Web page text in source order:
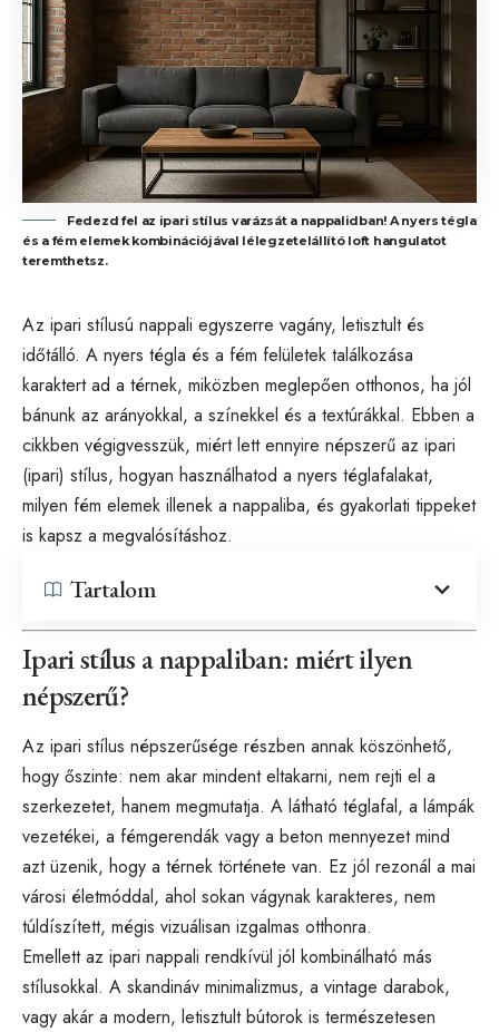
Fedezd fel az ipari stílus varázsát a nappalidban! A nyers tégla
és a fém elemek kombinációjával lélegzetelállító loft hangulatot
teremthetsz.
Az ipari stílusú nappali egyszerre vagány, letisztult és
időtálló. A nyers tégla és a fém felületek találkozása
karaktert ad a térnek, miközben meglepően otthonos, ha jól
bánunk az arányokkal, a színekkel és a textúrákkal. Ebben a
cikkben végigvesszük, miért lett ennyire népszerű az ipari
(ipari) stílus, hogyan használhatod a nyers téglafalakat,
milyen fém elemek illenek a nappaliba, és gyakorlati tippeket
is kapsz a megvalósításhoz.
Tartalom
Ipari stílus a nappaliban: miért ilyen
népszerű?
Az ipari stílus népszerűsége részben annak köszönhető,
hogy őszinte: nem akar mindent eltakarni, nem rejti el a
szerkezetet, hanem megmutatja. A látható téglafal, a lámpák
vezetékei, a fémgerendák vagy a beton mennyezet mind
azt üzenik, hogy a térnek története van. Ez jól rezonál a mai
városi életmóddal, ahol sokan vágynak karakteres, nem
túldíszített, mégis vizuálisan izgalmas otthonra.
Emellett az ipari nappali rendkívül jól kombinálható más
stílusokkal. A skandináv minimalizmus, a vintage darabok,
vagy akár a modern, letisztult bútorok is természetesen